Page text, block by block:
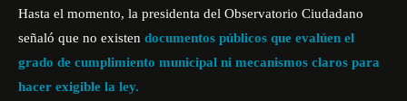
Hasta el momento, la presidenta del Observatorio Ciudadano
señaló que no existen documentos públicos que evalúen el
grado de cumplimiento municipal ni mecanismos claros para
hacer exigible la ley.